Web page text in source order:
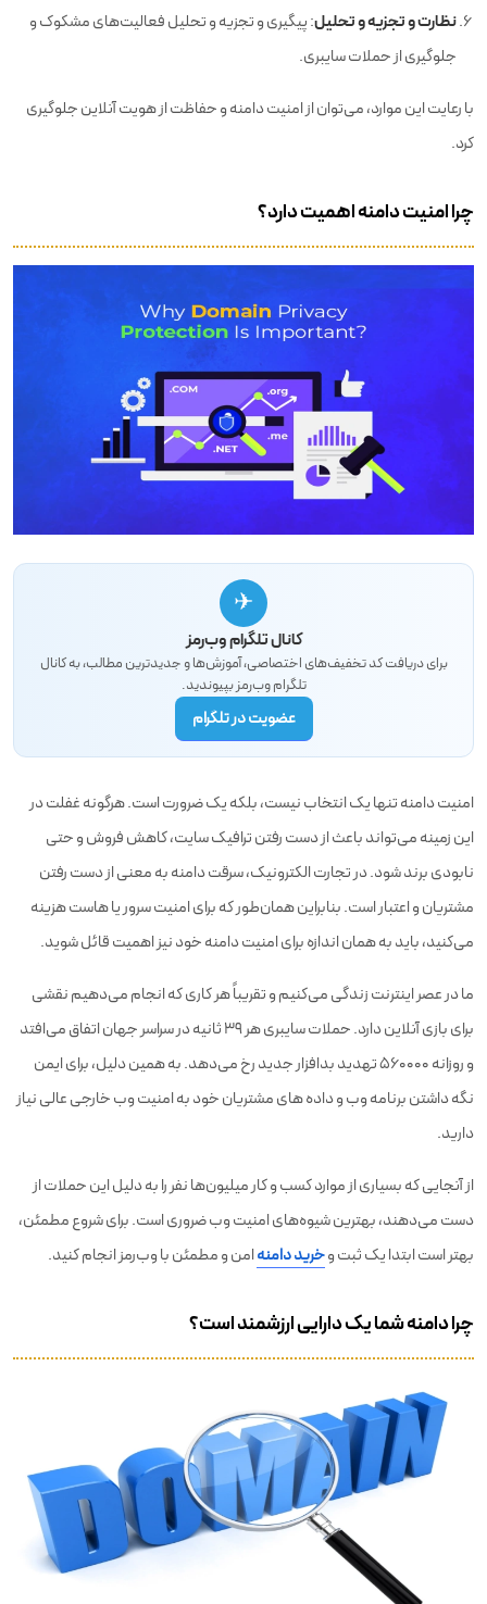
نظارت و تجزیه و تحلیل: پیگیری و تجزیه و تحلیل فعالیت‌های مشکوک و
جلوگیری از حملات سایبری.
با رعایت این موارد، می‌توان از امنیت دامنه و حفاظت از هویت آنلاین جلوگیری
کرد.
چرا امنیت دامنه اهمیت دارد؟
✈
کانال تلگرام وب‌رمز
برای دریافت کد تخفیف‌های اختصاصی، آموزش‌ها و جدیدترین مطالب، به کانال
تلگرام وب‌رمز بپیوندید.
عضویت در تلگرام
امنیت دامنه تنها یک انتخاب نیست، بلکه یک ضرورت است. هرگونه غفلت در
این زمینه می‌تواند باعث از دست رفتن ترافیک سایت، کاهش فروش و حتی
نابودی برند شود. در تجارت الکترونیک، سرقت دامنه به معنی از دست رفتن
مشتریان و اعتبار است. بنابراین همان‌طور که برای امنیت سرور یا هاست هزینه
می‌کنید، باید به همان اندازه برای امنیت دامنه خود نیز اهمیت قائل شوید.
ما در عصر اینترنت زندگی می‌کنیم و تقریباً هر کاری که انجام می‌دهیم نقشی
برای بازی آنلاین دارد. حملات سایبری هر 39 ثانیه در سراسر جهان اتفاق می‌افتد
و روزانه ۵۶۰۰۰۰ تهدید بدافزار جدید رخ می‌دهد. به همین دلیل، برای ایمن
نگه داشتن برنامه وب و داده های مشتریان خود به امنیت وب خارجی عالی نیاز
دارید.
از آنجایی که بسیاری از موارد کسب و کار میلیون‌ها نفر را به دلیل این حملات از
دست می‌دهند، بهترین شیوه‌های امنیت وب ضروری است. برای شروع مطمئن،
بهتر است ابتدا یک ثبت وخرید دامنهامن و مطمئن با وب‌رمز انجام کنید.
چرا دامنه شما یک دارایی ارزشمند است؟